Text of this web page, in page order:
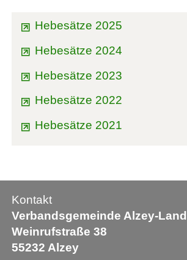
Hebesätze 2025
Hebesätze 2024
Hebesätze 2023
Hebesätze 2022
Hebesätze 2021
Kontakt
Verbandsgemeinde Alzey-Land
Weinrufstraße 38
55232 Alzey